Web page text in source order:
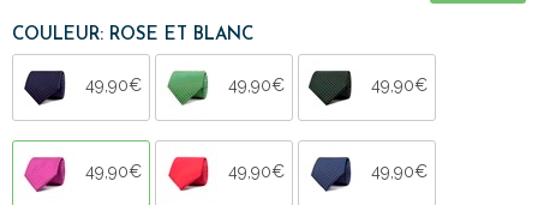
COULEUR: ROSE ET BLANC
49,90€ 49,90€ 49,90€
49,90€ 49,90€ 49,90€